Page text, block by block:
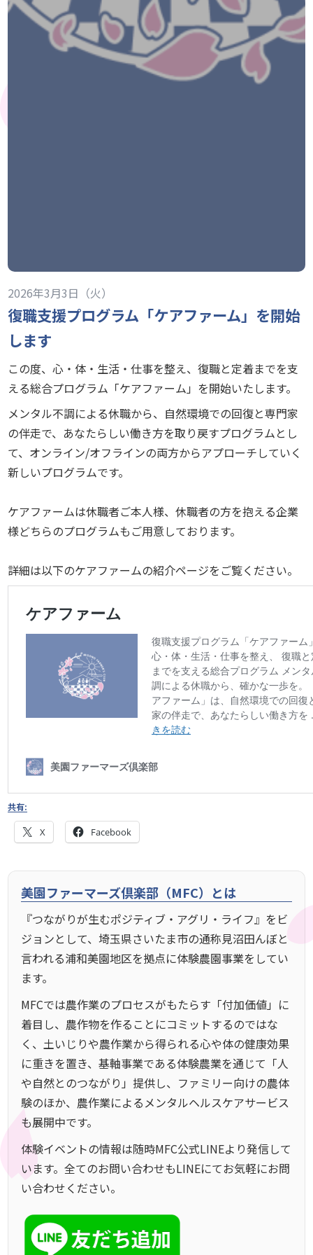
2026年3月3日（火）
復職支援プログラム「ケアファーム」を開始
します
この度、心・体・生活・仕事を整え、復職と定着までを支
える総合プログラム「ケアファーム」を開始いたします。
メンタル不調による休職から、自然環境での回復と専門家
の伴走で、あなたらしい働き方を取り戻すプログラムとし
て、オンライン/オフラインの両方からアプローチしていく
新しいプログラムです。
ケアファームは休職者ご本人様、休職者の方を抱える企業
様どちらのプログラムもご用意しております。
詳細は以下のケアファームの紹介ページをご覧ください。
共有:
X Facebook
美園ファーマーズ倶楽部（MFC）とは
『つながりが生むポジティブ・アグリ・ライフ』をビ
ジョンとして、埼玉県さいたま市の通称見沼田んぼと
言われる浦和美園地区を拠点に体験農園事業をしてい
ます。
MFCでは農作業のプロセスがもたらす「付加価値」に
着目し、農作物を作ることにコミットするのではな
く、土いじりや農作業から得られる心や体の健康効果
に重きを置き、基軸事業である体験農業を通じて「人
や自然とのつながり」提供し、ファミリー向けの農体
験のほか、農作業によるメンタルヘルスケアサービス
も展開中です。
体験イベントの情報は随時MFC公式LINEより発信して
います。全てのお問い合わせもLINEにてお気軽にお問
い合わせください。